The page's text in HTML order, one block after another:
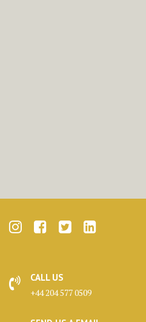
CALL US
+44 204 577 0509